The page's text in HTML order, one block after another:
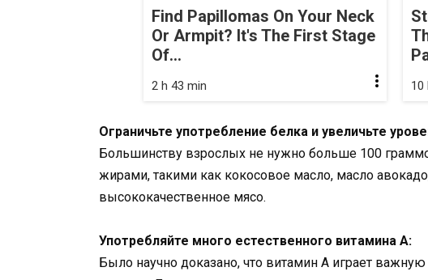
Find Papillomas On Your Neck
Or Armpit? It's The First Stage
Of...
2 h 43 min 10
Ограничьте употребление белка и увеличьте
Большинству взрослых не нужно больше 100
жирами, такими как кокосовое масло, масло
высококачественное мясо.
Употребляйте много естественного витамина А:
Было научно доказано, что витамин А играет